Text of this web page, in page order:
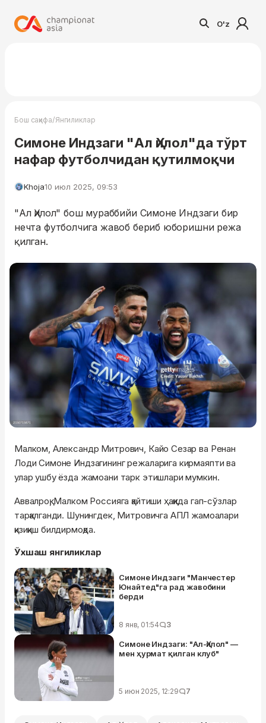
O'z
Бош саҳифа/Янгиликлар
Симоне Индзаги "Ал Ҳилол"да тўрт
нафар футболчидан қутилмоқчи
Khoja10 июл 2025, 09:53
"Ал Ҳилол" бош мураббийи Симоне Индзаги бир
нечта футболчига жавоб бериб юборишни режа
қилган.
Малком, Александр Митрович, Кайo Сезар ва Ренан
Лоди Симоне Индзагининг режаларига кирмаяпти ва
улар ушбу ёзда жамоани тарк этишлари мумкин.
Аввалроқ, Малком Россияга қайтиши ҳақида гап-сўзлар
тарқалганди. Шунингдек, Митровичга АПЛ жамоалари
қизиқиш билдирмоқда.
Ўхшаш янгиликлар
Симоне Индзаги "Манчестер
Юнайтед"га рад жавобини
берди
8 янв, 01:54 3
Симоне Индзаги: "Ал-Ҳилол" —
мен ҳурмат қилган клуб"
5 июн 2025, 12:29 7